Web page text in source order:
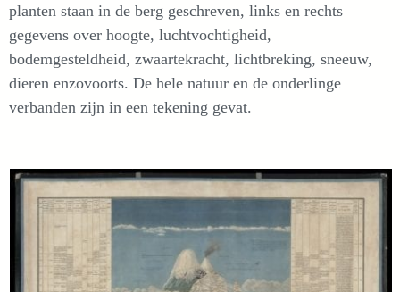
planten staan in de berg geschreven, links en rechts
gegevens over hoogte, luchtvochtigheid,
bodemgesteldheid, zwaartekracht, lichtbreking, sneeuw,
dieren enzovoorts. De hele natuur en de onderlinge
verbanden zijn in een tekening gevat.